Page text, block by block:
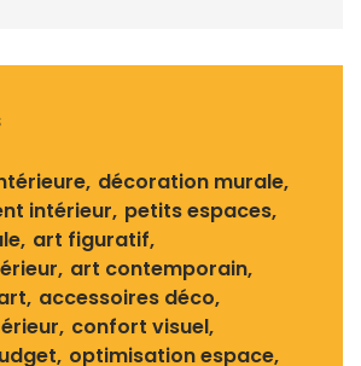
décoration murale
intérieur petits espaces
art figuratif
art contemporain
accessoires déco
confort visuel
optimisation espace